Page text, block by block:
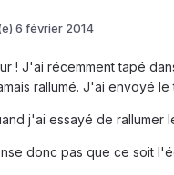
6 février 2014
! J'ai récemment tapé
rallumé. J'ai envoyé
j'ai essayé de rallumer
donc pas que ce soit